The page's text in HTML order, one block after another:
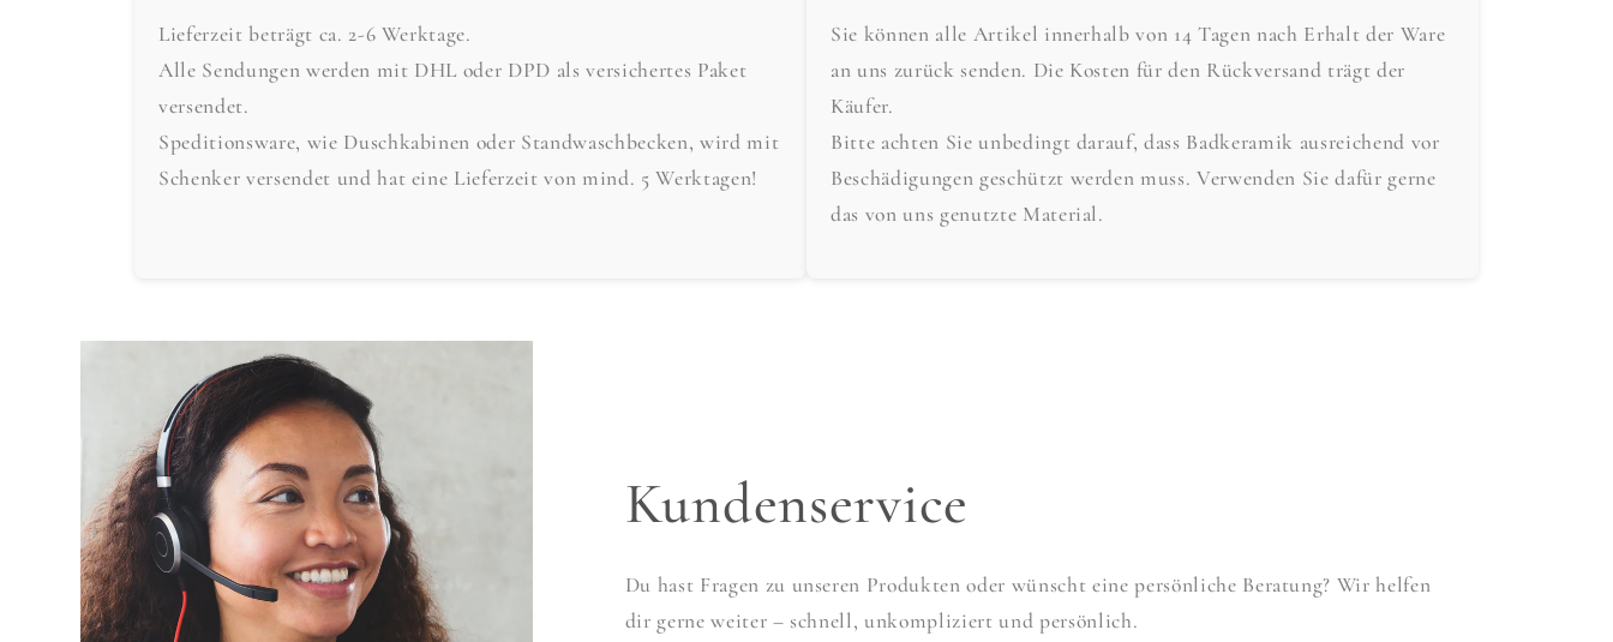
Lieferzeit beträgt ca. 2-6 Werktage.
Alle Sendungen werden mit DHL oder DPD als versichertes Paket
versendet.
Speditionsware, wie Duschkabinen oder Standwaschbecken, wird mit
Schenker versendet und hat eine Lieferzeit von mind. 5 Werktagen!
Sie können alle Artikel innerhalb von 14 Tagen nach Erhalt der Ware
an uns zurück senden. Die Kosten für den Rückversand trägt der
Käufer.
Bitte achten Sie unbedingt darauf, dass Badkeramik ausreichend vor
Beschädigungen geschützt werden muss. Verwenden Sie dafür gerne
das von uns genutzte Material.
Kundenservice
Du hast Fragen zu unseren Produkten oder wünscht eine persönliche Beratung? Wir helfen
dir gerne weiter – schnell, unkompliziert und persönlich.